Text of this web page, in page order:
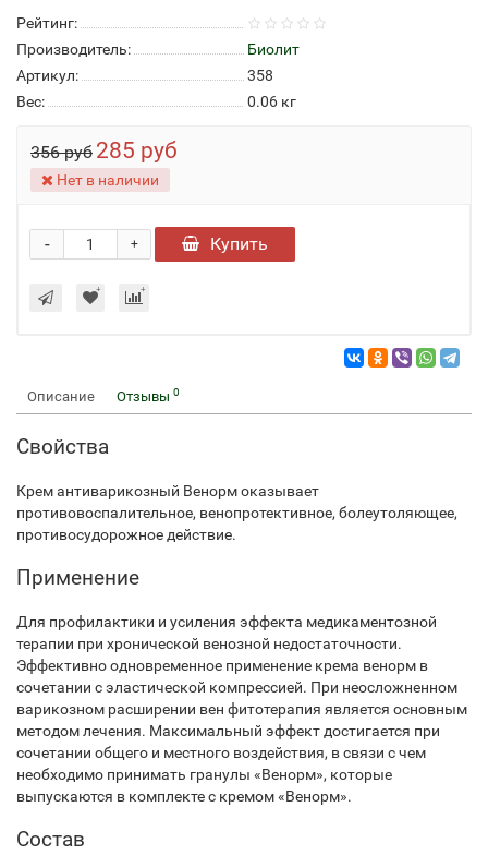
Рейтинг:
Производитель:
Биолит
Артикул:
358
Вес:
0.06 кг
356 руб 285 руб
Нет в наличии
+
- Купить
Описание Отзывы 0
Свойства
Крем антиварикозный Венорм оказывает
противовоспалительное, венопротективное, болеутоляющее,
противосудорожное действие.
Применение
Для профилактики и усиления эффекта медикаментозной
терапии при хронической венозной недостаточности.
Эффективно одновременное применение крема венорм в
сочетании с эластической компрессией. При неосложненном
варикозном расширении вен фитотерапия является основным
методом лечения. Максимальный эффект достигается при
сочетании общего и местного воздействия, в связи с чем
необходимо принимать гранулы «Венорм», которые
выпускаются в комплекте с кремом «Венорм».
Состав